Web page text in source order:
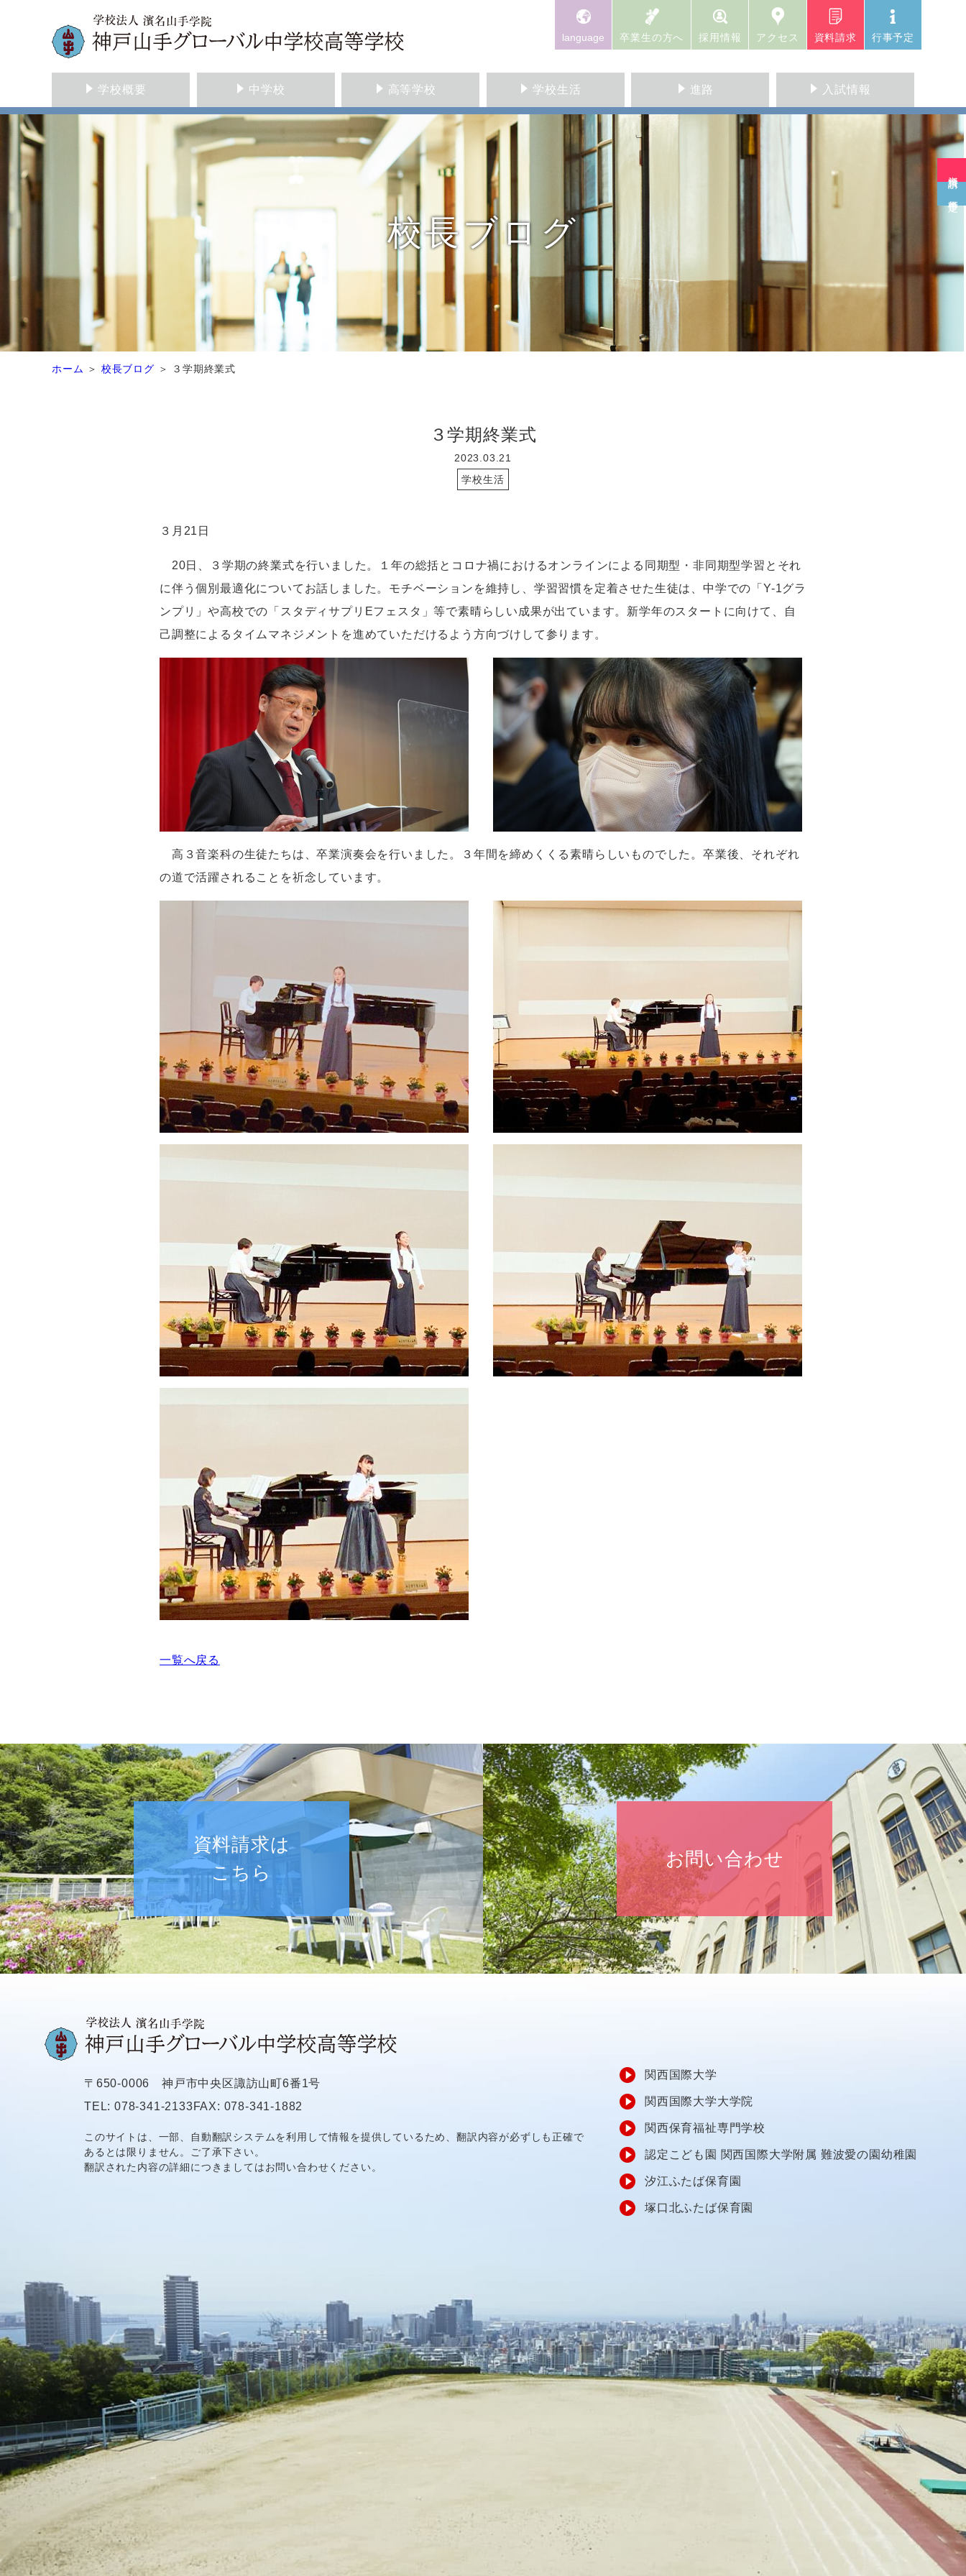
language 卒業生の方へ 採用情報 アクセス 資料請求 行事予定
学校概要 中学校 高等学校 学校生活 進路 入試情報
校長ブログ
ホーム 校長ブログ ３学期終業式
３学期終業式
2023.03.21
学校生活
３月 21 日
20日、３学期の終業式を行いました。１年の総括とコロナ禍におけるオンラインによる同期型・非同期型学習とそれ
に伴う個別最適化についてお話しました。モチベーションを維持し、学習習慣を定着させた生徒は、中学での「 Y-1グラ
ンプリ」や高校での「スタディサプリ Eフェスタ」等で素晴らしい成果が出ています。新学年のスタートに向けて、自
己調整によるタイムマネジメントを進めていただけるよう方向づけして参ります。
高３音楽科の生徒たちは、卒業演奏会を行いました。３年間を締めくくる素晴らしいものでした。卒業後、それぞれ
の道で活躍されることを祈念しています。
一覧へ戻る
資料請求は
こちら
お問い合わせ
関西国際大学
関西国際大学大学院
関西保育福祉専門学校
認定こども園 関西国際大学附属 難波愛の園幼稚園
汐江ふたば保育園
塚口北ふたば保育園
〒650-0006 神戸市中央区諏訪山町6番1号
TEL: 078-341-2133FAX: 078-341-1882
このサイトは、一部、自動翻訳システムを利用して情報を提供しているため、翻訳内容が必ずしも正確で
あるとは限りません。ご了承下さい。
翻訳された内容の詳細につきましてはお問い合わせください。